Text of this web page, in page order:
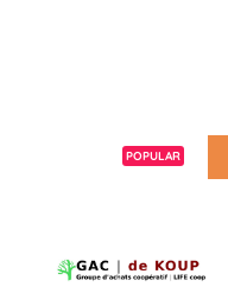
POPULAR